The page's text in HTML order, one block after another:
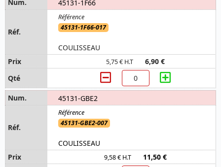
45131-1F66
45131-1F66-017
COULISSEAU
5,75 € H.T 6,90 €
45131-GBE2
45131-GBE2-007
COULISSEAU
9,58 € H.T 11,50 €